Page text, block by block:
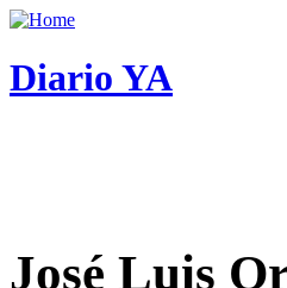
Diario YA
José Luis